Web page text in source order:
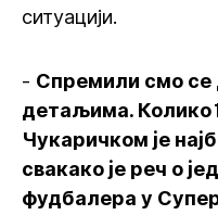
ситуацији.
- Спремили смо се
детаљима. Колико
Чукаричком је
свакако је реч о
фудбалера у